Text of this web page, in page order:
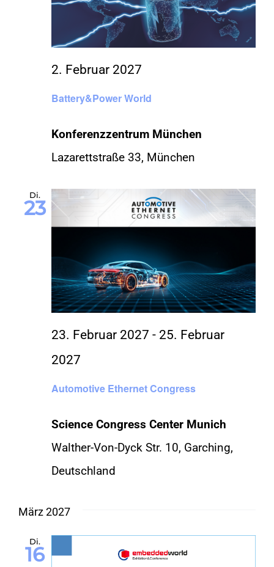
Battery&Power World
2. Februar 2027
Konferenzzentrum München
Lazarettstraße 33, München
Di.
23
Automotive Ethernet Congress
23. Februar 2027 - 25. Februar
2027
Science Congress Center Munich
Walther-Von-Dyck Str. 10, Garching,
Deutschland
März 2027
Di.
16